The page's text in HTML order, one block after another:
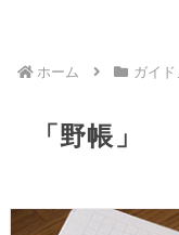
ホーム ガイド
「野帳」